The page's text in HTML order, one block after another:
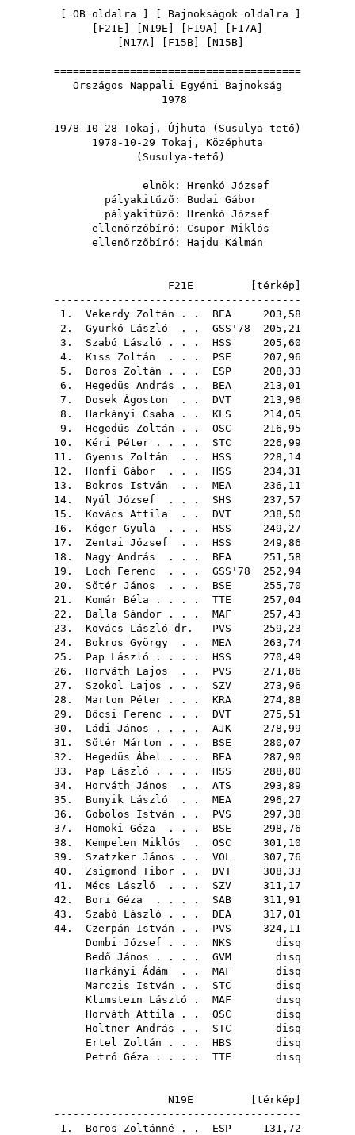
OB oldalra Bajnokságok oldalra
F21E N19E F19A F17A
N17A F15B N15B
=======================================
Országos Nappali Egyéni Bajnokság
1978
1978-10-28 Tokaj, Újhuta (Susulya-tető)
1978-10-29 Tokaj, Középhuta
(Susulya-tető)
elnök: Hrenkó József
pályakitűző: Budai Gábor
pályakitűző: Hrenkó József
ellenőrzőbíró: Csupor Miklós
ellenőrzőbíró: Hajdu Kálmán
F21E [ térkép
---------------------------------------
1. Vekerdy Zoltán . . BEA 203,58
2. Gyurkó László . . GSS'78 205,21
3. Szabó László . . . HSS 205,60
4. Kiss Zoltán . . . PSE 207,96
5. Boros Zoltán . . . ESP 208,33
6. Hegedüs András . . BEA 213,01
7. Dosek Ágoston . . DVT 213,96
8. Harkányi Csaba . . KLS 214,05
9. Hegedűs Zoltán . . OSC 216,95
10. Kéri Péter . . . . STC 226,99
11. Gyenis Zoltán . . HSS 228,14
12. Honfi Gábor . . . HSS 234,31
13. Bokros István . . MEA 236,11
14. Nyúl József . . . SHS 237,57
15. Kovács Attila . . DVT 238,50
16. Kóger Gyula . . . HSS 249,27
17. Zentai József . . HSS 249,86
18. Nagy András . . . BEA 251,58
19. Loch Ferenc . . . GSS'78 252,94
20. Sőtér János . . . BSE 255,70
21. Komár Béla . . . . TTE 257,04
22. Balla Sándor . . . MAF 257,43
23. Kovács László dr. PVS 259,23
24. Bokros György . . MEA 263,74
25. Pap László . . . . HSS 270,49
26. Horváth Lajos . . PVS 271,86
27. Szokol Lajos . . . SZV 273,96
28. Marton Péter . . . KRA 274,88
29. Bőcsi Ferenc . . . DVT 275,51
30. Ládi János . . . . AJK 278,99
31. Sőtér Márton . . . BSE 280,07
32. Hegedüs Ábel . . . BEA 287,90
33. Pap László . . . . HSS 288,80
34. Horváth János . . ATS 293,89
35. Bunyik László . . MEA 296,27
36. Göbölös István . . PVS 297,38
37. Homoki Géza . . . BSE 298,76
38. Kempelen Miklós . OSC 301,10
39. Szatzker János . . VOL 307,76
40. Zsigmond Tibor . . DVT 308,33
41. Mécs László . . . SZV 311,17
42. Bori Géza . . . . SAB 311,91
43. Szabó László . . . DEA 317,01
44. Czerpán István . . PVS 324,11
Dombi József . . . NKS disq
Bedő János . . . . GVM disq
Harkányi Ádám . . MAF disq
Marczis István . . STC disq
Klimstein László . MAF disq
Horváth Attila . . OSC disq
Holtner András . . STC disq
Ertel Zoltán . . . HBS disq
Petró Géza . . . . TTE disq
N19E [ térkép
---------------------------------------
1. Boros Zoltánné . . ESP 131,72